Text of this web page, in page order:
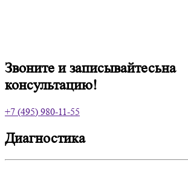
Звоните и записывайтесьна
консультацию!
+7 (495) 980-11-55
Диагностика